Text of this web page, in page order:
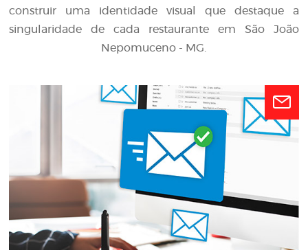
construir uma identidade visual que destaque a
singularidade de cada restaurante em São João
Nepomuceno - MG.